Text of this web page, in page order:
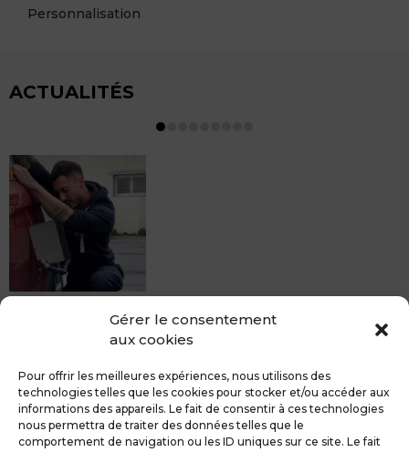
Gérer le consentement
aux cookies
Pour offrir les meilleures expériences, nous utilisons des
technologies telles que les cookies pour stocker et/ou accéder aux
informations des appareils. Le fait de consentir à ces technologies
nous permettra de traiter des données telles que le
comportement de navigation ou les ID uniques sur ce site. Le fait
Personnalisation
ACTUALITÉS
peinture, sans rendez-vous mais Avec le sourire :)
du débosselage vous accueille sans rendez-...